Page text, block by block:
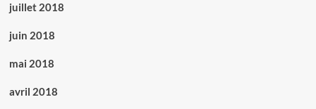
juillet 2018
juin 2018
mai 2018
avril 2018